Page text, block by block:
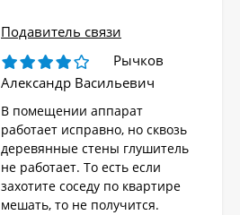
Подавитель связи
Рычков
Александр Васильевич
В помещении аппарат
работает исправно, но сквозь
деревянные стены глушитель
не работает. То есть если
захотите соседу по квартире
мешать, то не получится.